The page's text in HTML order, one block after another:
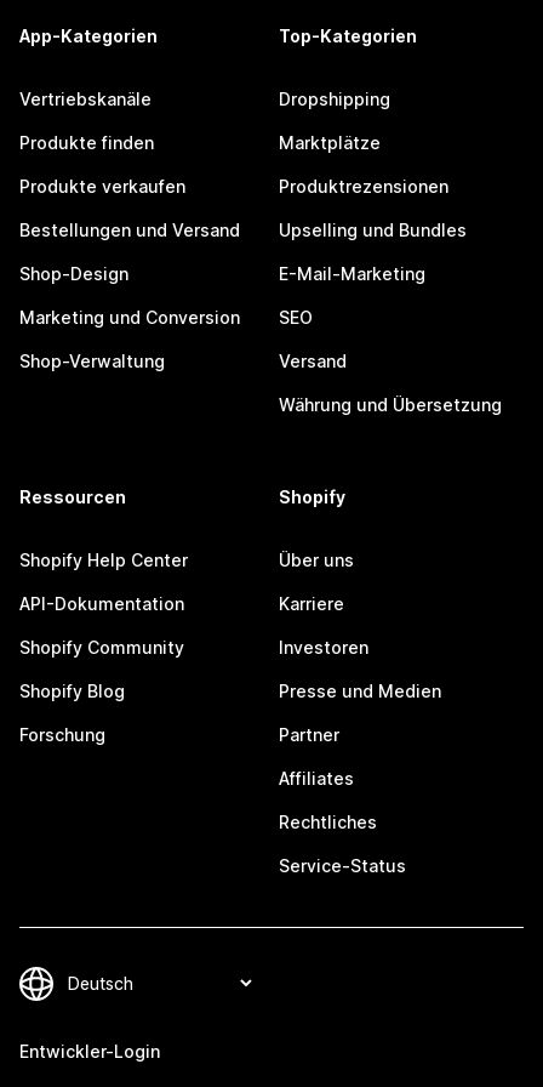
App-Kategorien
Vertriebskanäle
Produkte finden
Produkte verkaufen
Bestellungen und Versand
Shop-Design
Marketing und Conversion
Shop-Verwaltung
Top-Kategorien
Dropshipping
Marktplätze
Produktrezensionen
Upselling und Bundles
E-Mail-Marketing
SEO
Versand
Währung und Übersetzung
Ressourcen
Shopify Help Center
API-Dokumentation
Shopify Community
Shopify Blog
Forschung
Shopify
Über uns
Karriere
Investoren
Presse und Medien
Partner
Affiliates
Rechtliches
Service-Status
Entwickler-Login